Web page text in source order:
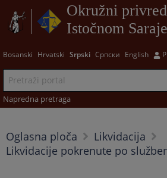
Okružni
Istočnom
Bosanski Hrvatski Srpski Српски English
Napredna pretraga
Oglasna ploča
Likvidacija
Likvidacije pokrenute po